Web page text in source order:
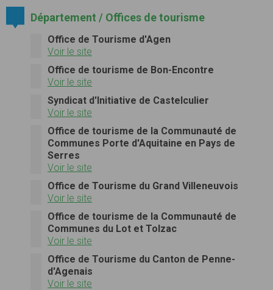
Département / Offices de tourisme
Office de Tourisme d'Agen
Voir le site
Office de tourisme de Bon-Encontre
Voir le site
Syndicat d'Initiative de Castelculier
Voir le site
Office de tourisme de la Communauté de
Communes Porte d'Aquitaine en Pays de
Serres
Voir le site
Office de Tourisme du Grand Villeneuvois
Voir le site
Office de tourisme de la Communauté de
Communes du Lot et Tolzac
Voir le site
Office de Tourisme du Canton de Penne-
d'Agenais
Voir le site